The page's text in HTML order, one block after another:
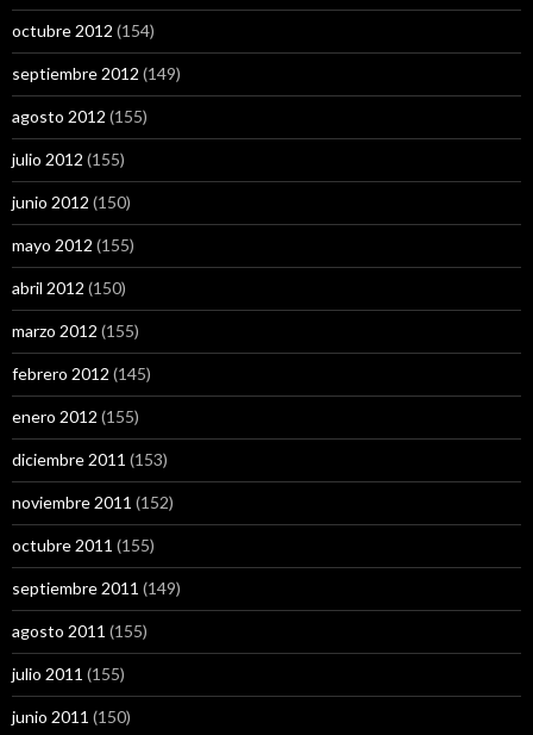
octubre 2012 (154)
septiembre 2012 (149)
agosto 2012 (155)
julio 2012 (155)
junio 2012 (150)
mayo 2012 (155)
abril 2012 (150)
marzo 2012 (155)
febrero 2012 (145)
enero 2012 (155)
diciembre 2011 (153)
noviembre 2011 (152)
octubre 2011 (155)
septiembre 2011 (149)
agosto 2011 (155)
julio 2011 (155)
junio 2011 (150)